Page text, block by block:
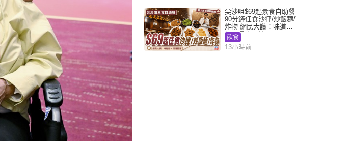
尖沙咀$69起素食自助餐
90分鐘任食沙律/炒飯麵/
炸物 網民大讚：味道
好，環境闊落
飲食
13小時前